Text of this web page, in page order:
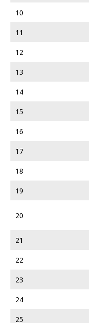
10
11
12
13
14
15
16
17
18
19
20
21
22
23
24
25